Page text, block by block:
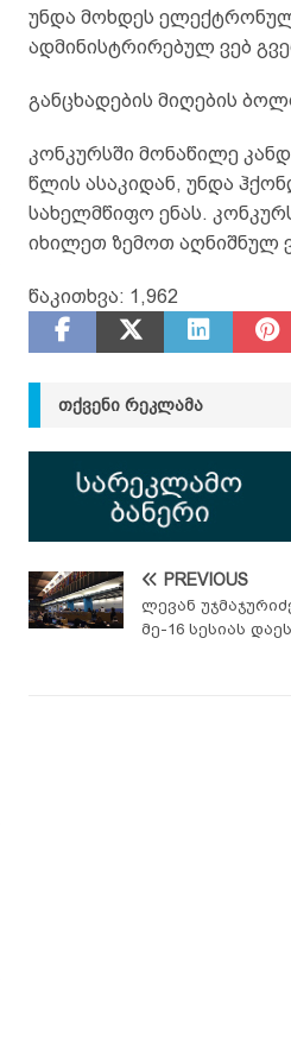
უნდა მოხდეს
ადმინისტრირებულ ვებ
განცხადების მიღების
კონკურსში მონაწილე
წლის ასაკიდან, უნდა
სახელმწიფო ენას.
იხილეთ ზემოთ აღნიშნულ
წაკითხვა: 1,962
ᲗᲥᲕᲔᲜᲘ ᲠᲔᲙᲚᲐᲛᲐ
PREVIOUS
ლევან
მე-16 სესიას